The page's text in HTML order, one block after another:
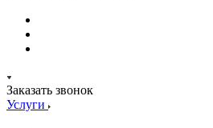
Заказать звонок
Услуги